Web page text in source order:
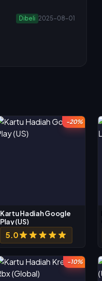
Dibeli 2025-08-01
-20%
Kartu Hadiah Google
Play (US)
5.0
-10%